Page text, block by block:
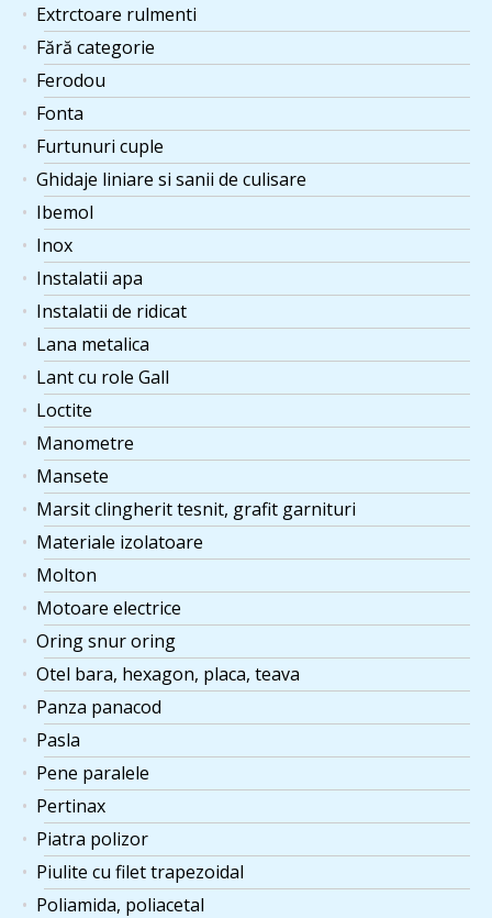
Extrctoare rulmenti
Fără categorie
Ferodou
Fonta
Furtunuri cuple
Ghidaje liniare si sanii de culisare
Ibemol
Inox
Instalatii apa
Instalatii de ridicat
Lana metalica
Lant cu role Gall
Loctite
Manometre
Mansete
Marsit clingherit tesnit, grafit garnituri
Materiale izolatoare
Molton
Motoare electrice
Oring snur oring
Otel bara, hexagon, placa, teava
Panza panacod
Pasla
Pene paralele
Pertinax
Piatra polizor
Piulite cu filet trapezoidal
Poliamida, poliacetal